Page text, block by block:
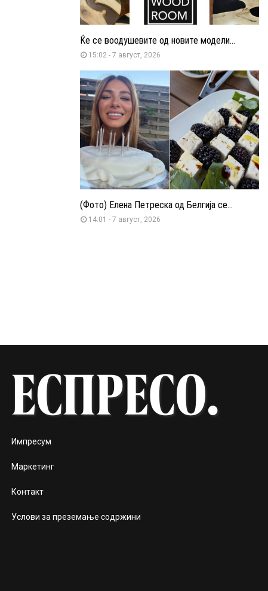
Ќе се воодушевите од новите модели...
15:02 - 7 август, 2026
(Фото) Елена Петреска од Белгија се...
14:01 - 7 август, 2026
Импресум
Маркетинг
Контакт
Услови за преземање содржини